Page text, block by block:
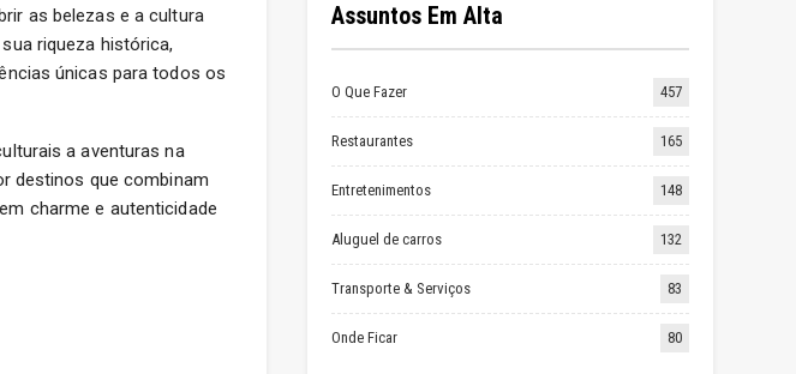
as belezas e a cultura
riqueza histórica,
únicas para todos os
a aventuras na
destinos que combinam
charme e autenticidade
Assuntos Em Alta
O Que Fazer 457
Restaurantes 165
Entretenimentos 148
Aluguel de carros 132
Transporte & Serviços 83
Onde Ficar 80